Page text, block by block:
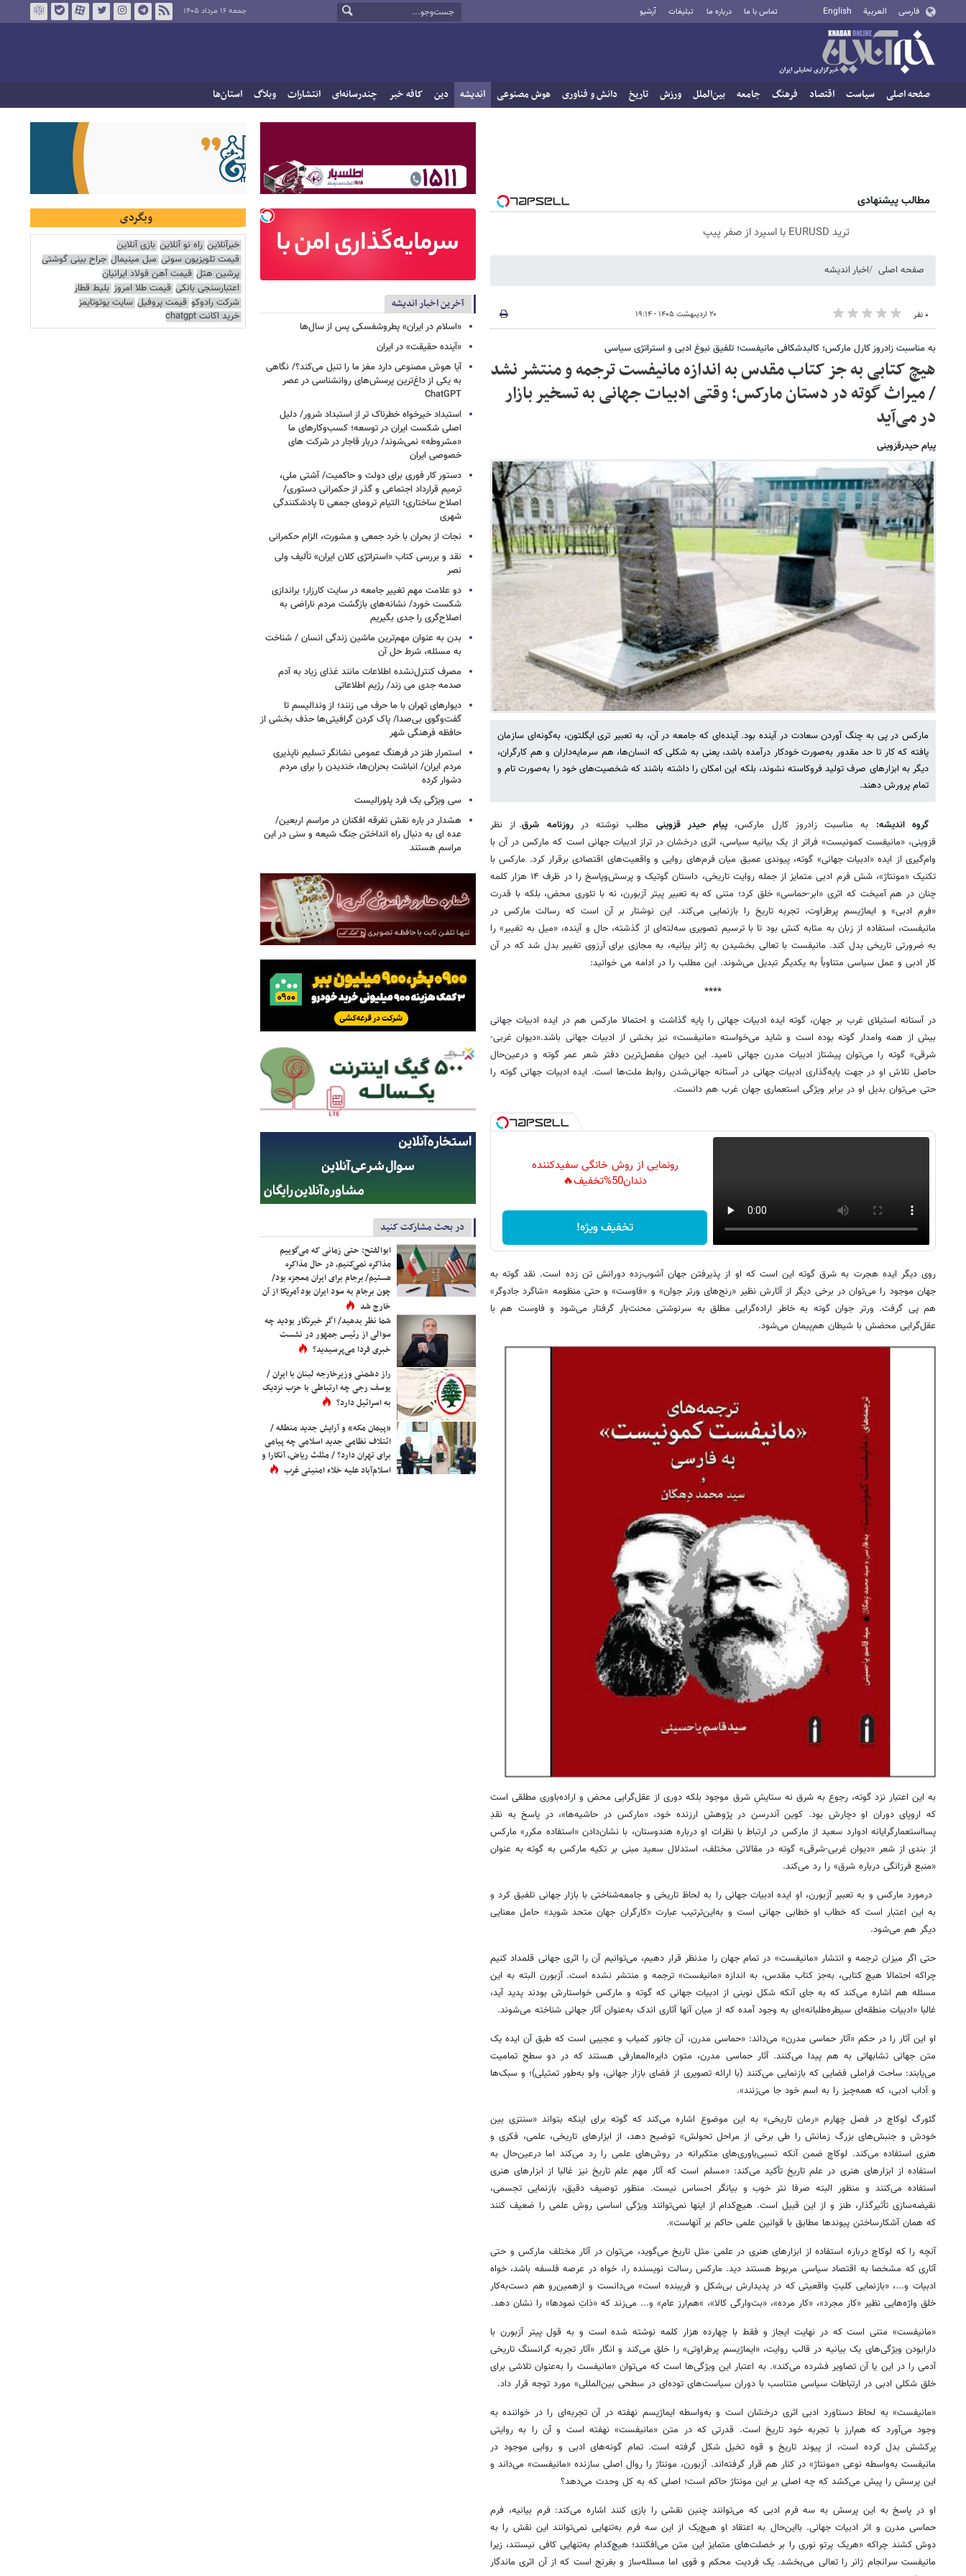
فارسی العربية English تماس با ما درباره ما تبلیغات آرشیو جمعه ۱۶ مرداد ۱۴۰۵
صفحه اصلی سیاست اقتصاد فرهنگ جامعه بین‌الملل ورزش تاریخ دانش و فناوری هوش مصنوعی اندیشه دین کافه خبر چندرسانه‌ای انتشارات وبلاگ استان‌ها
مطالب پیشنهادی
ترید EURUSD با اسپرد از صفر پیپ
صفحه اصلی اخبار اندیشه
۰ نفر ۲۰ اردیبهشت ۱۴۰۵ - ۱۹:۱۴
به مناسبت زادروز کارل مارکس؛ کالبدشکافی مانیفست؛ تلفیق نبوغ ادبی و استراتژی سیاسی
هیچ کتابی به جز کتاب مقدس به اندازه مانیفست ترجمه و منتشر نشد
/ میراث گوته در دستان مارکس؛ وقتی ادبیات جهانی به تسخیر بازار
در می‌آید
پیام حیدرقزوینی
مارکس در پی به چنگ آوردن سعادت در آینده بود. آینده‌ای که جامعه در آن، به تعبیر تری ایگلتون، به‌گونه‌ای سازمان‌
یافته که کار تا حد مقدور به‌صورت خودکار درآمده باشد، یعنی به شکلی که انسان‌ها، هم سرمایه‌داران و هم کارگران،
دیگر به ابزارهای صرف تولید فروکاسته نشوند، بلکه این امکان را داشته باشند که شخصیت‌های خود را به‌صورت تام و
تمام پرورش دهند.
گروه اندیشه: به مناسبت زادروز کارل مارکس، پیام حیدر قزوینی مطلب نوشته درروزنامه شرق. از نظر
قزوینی، «مانیفست کمونیست» فراتر از یک بیانیه سیاسی، اثری درخشان در تراز ادبیات جهانی است که مارکس در آن با
وام‌گیری از ایده «ادبیات جهانی» گوته، پیوندی عمیق میان فرم‌های روایی و واقعیت‌های اقتصادی برقرار کرد. مارکس با
تکنیک «مونتاژ»، شش فرم ادبی متمایز از جمله روایت تاریخی، داستان گوتیک و پرسش‌وپاسخ را در ظرف ۱۴ هزار کلمه
چنان در هم آمیخت که اثری «ابر-حماسی» خلق کرد؛ متنی که به تعبیر پیتر آزبورن، نه با تئوری محض، بلکه با قدرت
«فرم ادبی» و ایماژیسم پرطراوت، تجربه تاریخ را بازنمایی می‌کند. این نوشتار بر آن است که رسالت مارکس در
مانیفست، استفاده از زبان به مثابه کنش بود تا با ترسیم تصویری سه‌لته‌ای از گذشته، حال و آینده، «میل به تغییر» را
به ضرورتی تاریخی بدل کند. مانیفست با تعالی بخشیدن به ژانر بیانیه، به مجازی برای آرزوی تغییر بدل شد که در آن
کار ادبی و عمل سیاسی متناوباً به یکدیگر تبدیل می‌شوند. این مطلب را در ادامه می خوانید:
****
در آستانه استیلای غرب بر جهان، گوته ایده ادبیات جهانی را پایه گذاشت و احتمالا مارکس هم در ایده ادبیات جهانی
بیش از همه وامدار گوته بوده است و شاید می‌خواسته «مانیفست» نیز بخشی از ادبیات جهانی باشد.«دیوان غربی‌-
شرقی» گوته را می‌توان پیشتاز ادبیات مدرن جهانی نامید. این دیوان مفصل‌ترین دفتر شعر عمر گوته و درعین‌حال
حاصل تلاش او در جهت پایه‌گذاری ادبیات جهانی در آستانه جهانی‌شدن روابط ملت‌ها است. ایده ادبیات جهانی گوته را
حتی می‌توان بدیل او در برابر ویژگی استعماری جهان غرب هم دانست.
رونمایی از روش خانگی سفیدکننده
دندان50%تخفیف🔥
تخفیف ویژه!
روی دیگر ایده هجرت به شرق گوته این است که او از پذیرفتن جهان آشوب‌زده دورانش تن زده است. نقد گوته به
جهان موجود را می‌توان در برخی دیگر از آثارش نظیر «رنج‌های ورتر جوان» و «فاوست» و حتی منظومه «شاگرد جادوگر»
هم پی گرفت. ورتر جوان گوته به خاطر اراده‌گرایی مطلق به سرنوشتی محنت‌بار گرفتار می‌شود و فاوست هم با
عقل‌گرایی محضش با شیطان هم‌پیمان می‌شود.
به این ‌اعتبار نزد گوته، رجوع به شرق نه ستایشِ شرق موجود بلکه دوری از عقل‌گرایی محض و اراده‌باوری مطلقی است
که اروپای دوران او دچارش بود. کوین آندرسن در پژوهش ارزنده‌ خود، «مارکس در حاشیه‌ها»، در پاسخ به نقدِ
پسااستعمارگرایانه‌ ادوارد سعید از مارکس در ارتباط با نظرات او درباره هندوستان، با نشان‌دادن «استفاده مکرر» مارکس
از بندی از شعر «دیوان غربی-‌شرقی» گوته در مقالاتی مختلف، استدلال سعید مبنی بر تکیه‌ مارکس به گوته به عنوان
«منبع فرزانگی درباره شرق» را رد می‌کند.
درمورد مارکس و به تعبیر آزبورن، او ایده ادبیات جهانی را به لحاظ تاریخی و جامعه‌شناختی با بازار جهانی تلفیق کرد و
به این اعتبار است که خطاب او خطابی جهانی است و به‌این‌ترتیب عبارت «کارگران جهان متحد شوید» حامل معنایی
دیگر هم می‌شود.
حتی اگر میزان ترجمه و انتشار «مانیفست» در تمام جهان را مدنظر قرار دهیم، می‌توانیم آن را اثری جهانی قلمداد کنیم
چراکه احتمالا هیچ کتابی، به‌جز کتاب مقدس، به اندازه «مانیفست» ترجمه و منتشر نشده است. آزبورن البته به این
مسئله هم اشاره می‌کند که به جای آنکه شکل نوینی از ادبیات جهانی که گوته و مارکس خواستارش بودند پدید آید،
غالبا «ادبیات منطقه‌ای سیطره‌طلبانه»‌ای به وجود آمده که از میان آنها آثاری اندک به‌عنوان آثار جهانی شناخته می‌شوند.
او این آثار را در حکم «آثار حماسی مدرن» می‌داند: «حماسی مدرن، آن جانور کمیاب و عجیبی است که طبق آن ایده یک
متن جهانی تشابهاتی به هم پیدا می‌کنند. آثار حماسی مدرن، متون دایره‌المعارفی هستند که در دو سطح تمامیت
می‌یابند: ساحت فراملی فضایی که بازنمایی می‌کنند (با ارائه تصویری از فضای بازار جهانی، ولو به‌طور تمثیلی)؛ و سبک‌ها
و آداب ادبی، که همه‌چیز را به اسم خود جا می‌زنند».
گئورگ لوکاچ در فصل چهارم «رمان تاریخی» به این موضوع اشاره می‌کند که گوته برای اینکه بتواند «سنتزی بین
خودش و جنبش‌های بزرگ زمانش را طی برخی از مراحل تحولش» توضیح دهد، از ابزارهای تاریخی، علمی، فکری و
هنری استفاده می‌کند. لوکاچ ضمن آنکه نسبی‌باوری‌های متکبرانه در روش‌های علمی را رد می‌کند اما درعین‌حال به
استفاده از ابزارهای هنری در علم تاریخ تأکید می‌کند: «مسلم است که آثار مهم علم تاریخ نیز غالبا از ابزارهای هنری
استفاده می‌کنند و منظور البته صرفا نثر خوب و بیانگر احساس نیست. منظور توصیف دقیق، بازنمایی تجسمی،
نقیضه‌سازی تأثیرگذار، طنز و از این قبیل است. هیچ‌کدام از اینها نمی‌توانند ویژگی اساسی روش علمی را ضعیف کنند
که همان آشکارساختن پیوندها مطابق با قوانین علمی حاکم بر آنهاست».
آنچه را که لوکاچ درباره استفاده از ابزارهای هنری در علمی مثل تاریخ می‌گوید، می‌توان در آثار مختلف مارکس و حتی
آثاری که مشخصا به اقتصاد سیاسی مربوط‌ هستند دید. مارکس رسالت نویسنده را، خواه در عرصه‌ فلسفه باشد، خواه
ادبیات و...، «بازنمایی کلیتِ واقعیتی که در پدیدارش بی‌شکل و فریبنده است» می‌دانست و ازهمین‌رو هم دست‌به‌کار
خلق واژه‌هایی نظیر «کار مجرد»، «کار مرده»، «بت‌وارگی کالا»،‌ »هم‌ارز عام» و... می‌زند که «ذاتِ نمودها» را نشان دهد.
«مانیفست» متنی است که در نهایت ایجاز و فقط با چهارده‌ هزار کلمه نوشته شده است و به قول پیتر آزبورن با
دارابودن ویژگی‌های یک بیانیه در قالب روایت، «ایماژیسم پرطراوتی» را خلق می‌کند و انگار «آثار تجربه گرانسنگ تاریخی
آدمی را در این یا آن تصاویر فشرده می‌کند». به اعتبار این ویژگی‌ها است که می‌توان «مانیفست را به‌عنوان تلاشی برای
خلق شکلی ادبی در ارتباطات سیاسی متناسب با دوران سیاست‌های توده‌ای در سطحی بین‌المللی» مورد توجه قرار داد.
«مانیفست» به لحاظ دستاورد ادبی اثری درخشان است و به‌واسطه ایماژیسم نهفته در آن تجربه‌ای را در خواننده به
وجود می‌آورد که هم‌ارز با تجربه خود تاریخ است. قدرتی که در متن «مانیفست» نهفته است و آن را به روایتی
پرکشش بدل کرده است، از پیوند تاریخ و قوه تخیل شکل گرفته است. تمام گونه‌های ادبی و روایی موجود در
مانیفست به‌واسطه نوعی «مونتاژ» در کنار هم قرار گرفته‌اند. آزبورن، مونتاژ را روال اصلی سازنده «مانیفست» می‌داند و
این پرسش را پیش می‌کشد که چه اصلی بر این مونتاژ حاکم است؛ اصلی که به کل وحدت می‌دهد؟
او در پاسخ به این پرسش به سه فرم ادبی که می‌توانند چنین نقشی را بازی کنند اشاره می‌کند: فرم بیانیه، فرم
حماسی مدرن و اثر ادبیات جهانی. بااین‌حال به اعتقاد او هیچ‌یک از این سه فرم به‌تنهایی نمی‌توانند این نقش را به
دوش کشند چراکه «هریک پرتو نوری را بر خصلت‌های متمایز این متن می‌افکنند؛ هیچ‌کدام به‌تنهایی کافی نیستند، زیرا
مانیفست سرانجام ژانر را تعالی می‌بخشد. یک فردیت محکم و قوی اما مسئله‌ساز و بغرنج است که از آن اثری ماندگار
آخرین اخبار اندیشه
«اسلام در ایران» پطروشفسکی پس از سال‌ها
«آینده حقیقت» در ایران
آیا هوش مصنوعی دارد مغز ما را تنبل می‌کند؟/ نگاهی
به یکی از داغ‌ترین پرسش‌های روانشناسی در عصر
ChatGPT
استبداد خیرخواه خطرناک تر از استبداد شرور/ دلیل
اصلی شکست ایران در توسعه؛ کسب‌وکارهای ما
«مشروطه» نمی‌شوند/ دربار قاجار در شرکت های
خصوصی ایران
دستور کار فوری برای دولت و حاکمیت/ آشتی ملی،
ترمیم قرارداد اجتماعی و گذر از حکمرانی دستوری/
اصلاح ساختاری؛ التیام ترومای جمعی تا پادشکنندگی
شهری
نجات از بحران با خرد جمعی و مشورت، الزام حکمرانی
نقد و بررسی کتاب «استراتژی کلان ایران» تألیف ولی
نصر
دو علامت مهم تغییر جامعه در سایت کارزار؛ براندازی
شکست خورد/ نشانه‌های بازگشت مردم ناراضی به
اصلاح‌گری را جدی بگیریم
بدن به عنوان مهم‌ترین ماشین زندگی انسان / شناخت
به مسئله، شرط حل آن
مصرف کنترل‌نشده اطلاعات مانند غذای زیاد به آدم
صدمه جدی می زند/ رژیم اطلاعاتی
دیوارهای تهران با ما حرف می زنند؛ از وندالیسم تا
گفت‌وگوی بی‌صدا/ پاک کردن گرافیتی‌ها حذف بخشی از
حافظه فرهنگی شهر
استمرار طنز در فرهنگ عمومی نشانگر تسلیم ناپذیری
مردم ایران/ انباشت بحران‌ها، خندیدن را برای مردم
دشوار کرده
سی ویژگی یک فرد پلورالیست
هشدار در باره نقش تفرقه افکنان در مراسم اربعین/
عده ای به دنبال راه انداختن جنگ شیعه و سنی در این
مراسم هستند
در بحث مشارکت کنید
ابوالفتح: حتی زمانی که می‌گوییم
مذاکره نمی‌کنیم، در حال مذاکره
هستیم/ برجام برای ایران معجزه بود/
چون برجام به سود ایران بود آمریکا از آن
خارج شد
شما نظر بدهید/ اگر خبرنگار بودید چه
سوالی از رئیس جمهور در نشست
خبری فردا می‌پرسیدید؟
راز دشمنی وزیرخارجه لبنان با ایران /
یوسف رجی چه ارتباطی با حزب نزدیک
به اسرائیل دارد؟
«پیمان مکه» و آرایش جدید منطقه /
ائتلاف نظامی جدید اسلامی چه پیامی
برای تهران دارد؟ / مثلث ریاض، آنکارا و
اسلام‌آباد علیه خلاء امنیتی غرب
وبگردی
خبرآنلاین راه نو آنلاین بازی آنلاین
قیمت تلویزیون سونی مبل مینیمال جراح بینی گوشتی
پرشین هتل قیمت آهن فولاد ایرانیان
اعتبارسنجی بانکی قیمت طلا امروز بلیط قطار
شرکت رادوکو قیمت پروفیل سایت یوتوتایمز
خرید اکانت chatgpt